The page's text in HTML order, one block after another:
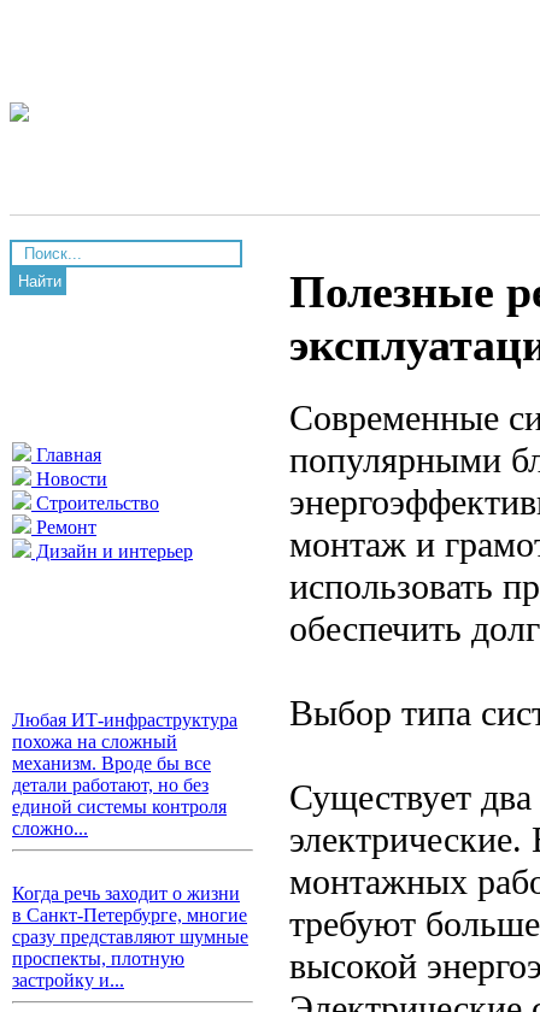
Найти
Главная
Новости
Строительство
Ремонт
Дизайн и интерьер
Любая ИТ-инфраструктура
похожа на сложный
механизм. Вроде бы все
детали работают, но без
единой системы контроля
сложно...
Когда речь заходит о жизни
в Санкт-Петербурге, многие
сразу представляют шумные
проспекты, плотную
застройку и...
Полезные
Современные
популярными
монтаж и
использовать
обеспечить
Выбор типа
Существует
монтажных
требуют
высокой